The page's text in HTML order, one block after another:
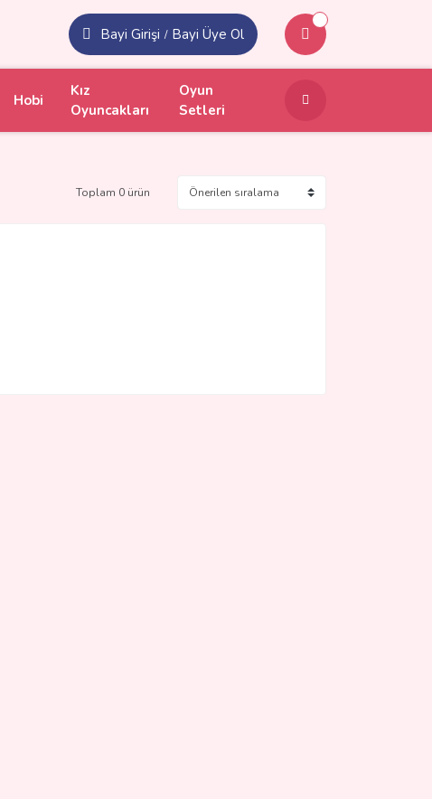
Bayi Girişi / Bayi Üye Ol
Hobi
Kız
Oyuncakları
Oyun
Setleri
Toplam 0 ürün